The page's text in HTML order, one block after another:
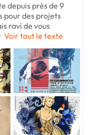
depuis près de 9
pour des projets
ravi de vous
Voir tout le texte